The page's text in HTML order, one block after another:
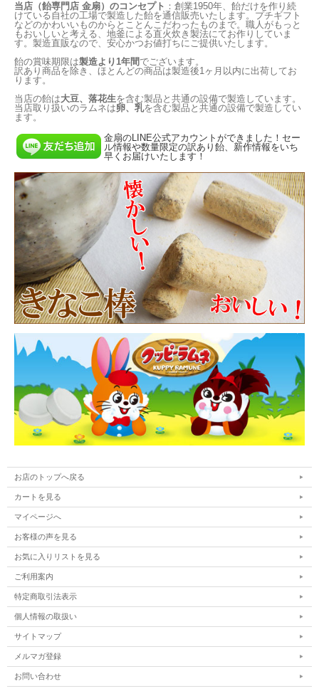
当店（飴専門店 金扇）のコンセプト ：創業1950年、飴だけを作り続
けている自社の工場で製造した飴を通信販売いたします。プチギフト
などのかわいいものからとことんこだわったものまで。職人がもっと
もおいしいと考える、地釜による直火炊き製法にてお作りしていま
す。製造直販なので、安心かつお値打ちにご提供いたします。
飴の賞味期限は製造より1年間 でございます。
訳あり商品を除き、ほとんどの商品は製造後1ヶ月以内に出荷してお
ります。
当店の飴は大豆、落花生を含む製品と共通の設備で製造しています。
当店取り扱いのラムネは卵、乳を含む製品と共通の設備で製造してい
ます。
金扇のLINE公式アカウントができました！セー
ル情報や数量限定の訳あり飴、新作情報をいち
早くお届けいたします！
お店のトップへ戻る
カートを見る
マイページへ
お客様の声を見る
お気に入りリストを見る
ご利用案内
特定商取引法表示
個人情報の取扱い
サイトマップ
メルマガ登録
お問い合わせ